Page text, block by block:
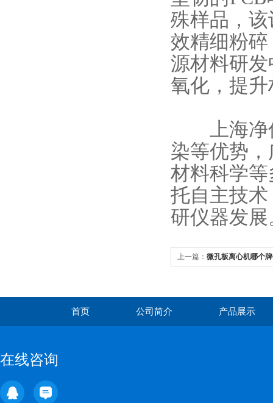
殊样品，
效精细粉
源材料研
氧化，提
上海净信
染等优势
材料科学
托自主技
研仪器发展
上一篇： 微孔板离心机哪个
首页 公司简介 产品展示
在线咨询